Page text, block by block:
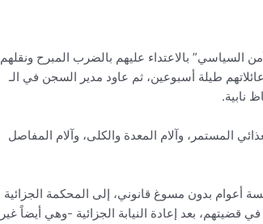
“الأمن السياسي” بالاعتداء عليهم بالضرب المبرح ونقلهم
طيلة أسبوعين، ثم عاود مدير السجن في الـ
المستمر، وآلام المعدة والكلى، وآلام المفاصل
خمسة أعوام بدون مسوغ قانوني، إلى المحكمة الجزائية
بعد إعادة النيابة الجزائية -وهي أيضاً غير